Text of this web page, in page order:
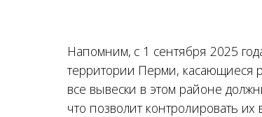
Напомним, с 1 сентября 2025
территории Перми, касающиеся
все вывески в этом районе
что позволит контролировать